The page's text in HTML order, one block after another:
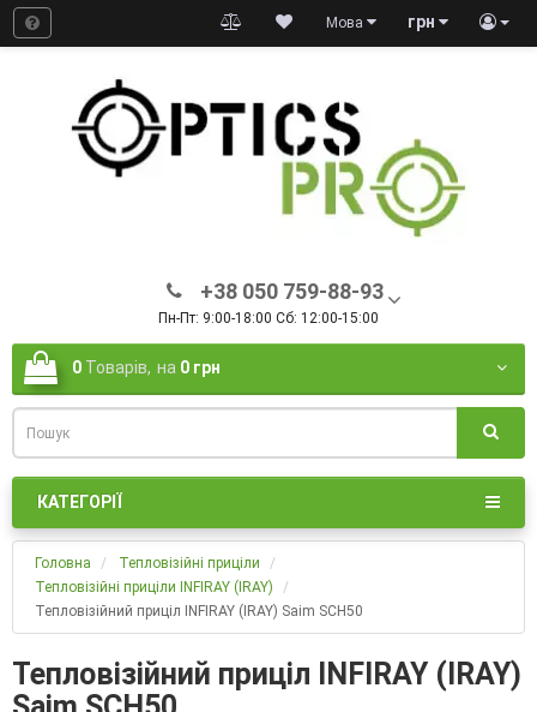
грн
Мова
+38 050 759-88-93
Пн-Пт: 9:00-18:00 Сб: 12:00-15:00
0 Товарів, на 0 грн
КАТЕГОРІЇ
Головна
Тепловізійні приціли
Тепловізійні приціли INFIRAY (IRAY)
Тепловізійний приціл INFIRAY (IRAY) Saim SCH50
Тепловізійний приціл INFIRAY (IRAY)